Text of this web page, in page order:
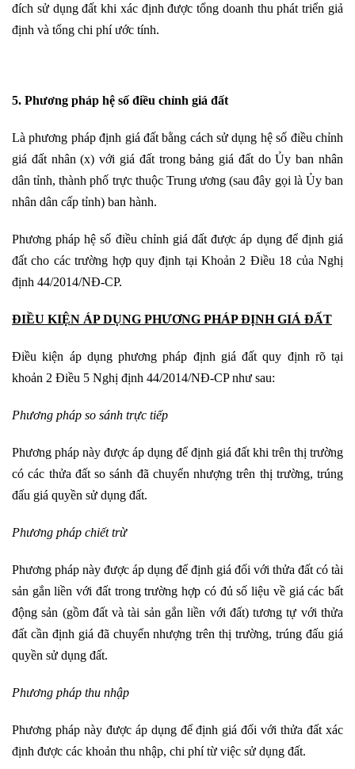
đích sử dụng đất khi xác định được tổng doanh thu phát triển giả
định và tổng chi phí ước tính.
5. Phương pháp hệ số điều chỉnh giá đất
Là phương pháp định giá đất bằng cách sử dụng hệ số điều chỉnh
giá đất nhân (x) với giá đất trong bảng giá đất do Ủy ban nhân
dân tỉnh, thành phố trực thuộc Trung ương (sau đây gọi là Ủy ban
nhân dân cấp tỉnh) ban hành.
Phương pháp hệ số điều chỉnh giá đất được áp dụng để định giá
đất cho các trường hợp quy định tại Khoản 2 Điều 18 của Nghị
định 44/2014/NĐ-CP.
ĐIỀU KIỆN ÁP DỤNG PHƯƠNG PHÁP ĐỊNH GIÁ ĐẤT
Điều kiện áp dụng phương pháp định giá đất quy định rõ tại
khoản 2 Điều 5 Nghị định 44/2014/NĐ-CP như sau:
Phương pháp so sánh trực tiếp
Phương pháp này được áp dụng để định giá đất khi trên thị trường
có các thửa đất so sánh đã chuyển nhượng trên thị trường, trúng
đấu giá quyền sử dụng đất.
Phương pháp chiết trừ
Phương pháp này được áp dụng để định giá đối với thửa đất có tài
sản gắn liền với đất trong trường hợp có đủ số liệu về giá các bất
động sản (gồm đất và tài sản gắn liền với đất) tương tự với thửa
đất cần định giá đã chuyển nhượng trên thị trường, trúng đấu giá
quyền sử dụng đất.
Phương pháp thu nhập
Phương pháp này được áp dụng để định giá đối với thửa đất xác
định được các khoản thu nhập, chi phí từ việc sử dụng đất.